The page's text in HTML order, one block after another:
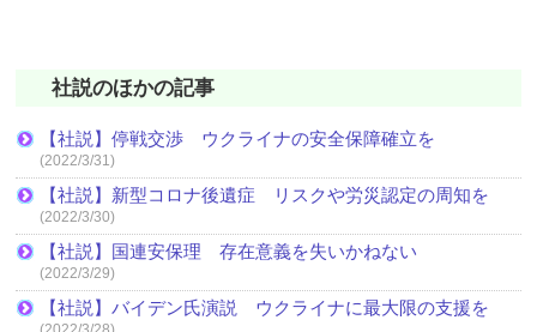
社説のほかの記事
【社説】停戦交渉 ウクライナの安全保障確立を
(2022/3/31)
【社説】新型コロナ後遺症 リスクや労災認定の周知を
(2022/3/30)
【社説】国連安保理 存在意義を失いかねない
(2022/3/29)
【社説】バイデン氏演説 ウクライナに最大限の支援を